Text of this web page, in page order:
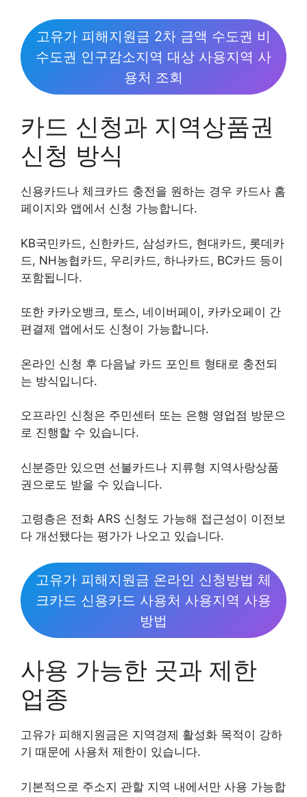
고유가 피해지원금 2차 금액 수도권 비
수도권 인구감소지역 대상 사용지역 사
용처 조회
카드 신청과 지역상품권
신청 방식
신용카드나 체크카드 충전을 원하는 경우 카드사 홈
페이지와 앱에서 신청 가능합니다.
KB국민카드, 신한카드, 삼성카드, 현대카드, 롯데카
드, NH농협카드, 우리카드, 하나카드, BC카드 등이
포함됩니다.
또한 카카오뱅크, 토스, 네이버페이, 카카오페이 간
편결제 앱에서도 신청이 가능합니다.
온라인 신청 후 다음날 카드 포인트 형태로 충전되
는 방식입니다.
오프라인 신청은 주민센터 또는 은행 영업점 방문으
로 진행할 수 있습니다.
신분증만 있으면 선불카드나 지류형 지역사랑상품
권으로도 받을 수 있습니다.
고령층은 전화 ARS 신청도 가능해 접근성이 이전보
다 개선됐다는 평가가 나오고 있습니다.
고유가 피해지원금 온라인 신청방법 체
크카드 신용카드 사용처 사용지역 사용
방법
사용 가능한 곳과 제한
업종
고유가 피해지원금은 지역경제 활성화 목적이 강하
기 때문에 사용처 제한이 있습니다.
기본적으로 주소지 관할 지역 내에서만 사용 가능합